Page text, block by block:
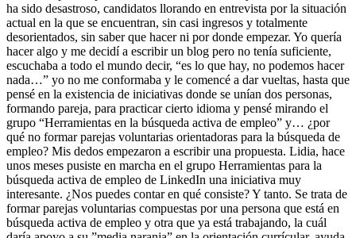
ha sido desastroso, candidatos llorando en entrevista por la situación
actual en la que se encuentran, sin casi ingresos y totalmente
desorientados, sin saber que hacer ni por donde empezar. Yo quería
hacer algo y me decidí a escribir un blog pero no tenía suficiente,
escuchaba a todo el mundo decir, “es lo que hay, no podemos hacer
nada…” yo no me conformaba y le comencé a dar vueltas, hasta que
pensé en la existencia de iniciativas donde se unían dos personas,
formando pareja, para practicar cierto idioma y pensé mirando el
grupo “Herramientas en la búsqueda activa de empleo” y… ¿por
qué no formar parejas voluntarias orientadoras para la búsqueda de
empleo? Mis dedos empezaron a escribir una propuesta. Lidia, hace
unos meses pusiste en marcha en el grupo Herramientas para la
búsqueda activa de empleo de LinkedIn una iniciativa muy
interesante. ¿Nos puedes contar en qué consiste? Y tanto. Se trata de
formar parejas voluntarias compuestas por una persona que está en
búsqueda activa de empleo y otra que ya está trabajando, la cuál